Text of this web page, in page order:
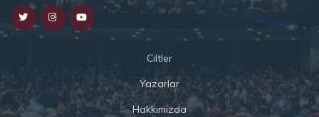
Ciltler
Yazarlar
Hakkımızda